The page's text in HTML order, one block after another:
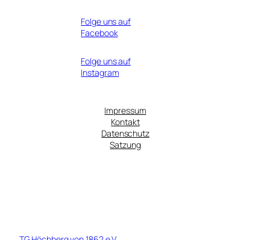
Folge uns auf
Facebook
Folge uns auf
Instagram
Impressum
Kontakt
Datenschutz
Satzung